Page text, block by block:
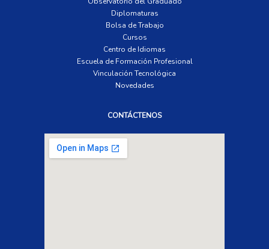
Diplomaturas
Bolsa de Trabajo
Cursos
Centro de Idiomas
Escuela de Formación Profesional
Vinculación Tecnológica
Novedades
CONTÁCTENOS